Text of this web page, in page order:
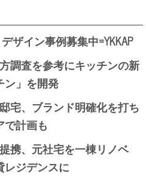
ザイン事例募集中=YKKAP
調査を参考にキッチンの新
ン」を開発
宅、ブランド明確化を打ち
で計画も
携、元社宅を一棟リノベ
レジデンスに